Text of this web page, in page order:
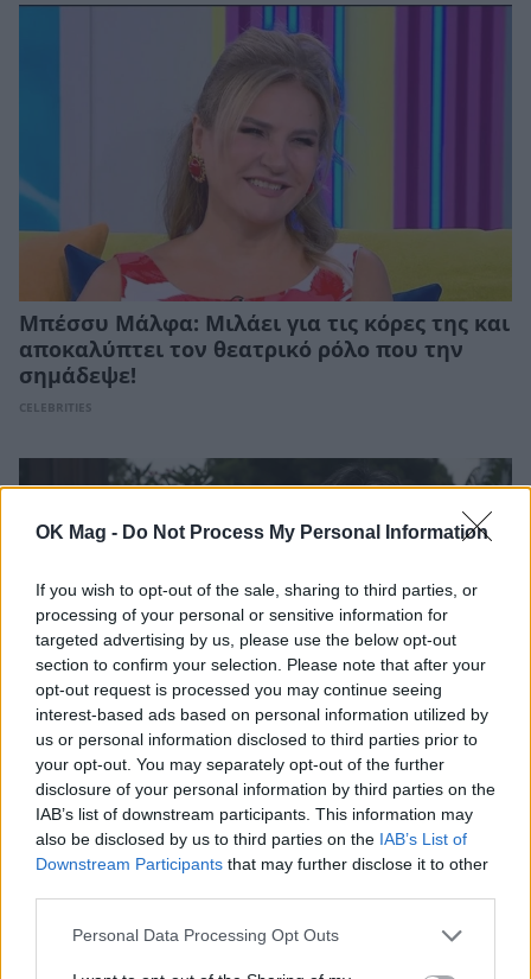
OK Mag - Do Not Process My Personal Information
If you wish to opt-out of the sale, sharing to third parties, or
processing of your personal or sensitive information for
targeted advertising by us, please use the below opt-out
section to confirm your selection. Please note that after your
opt-out request is processed you may continue seeing
interest-based ads based on personal information utilized by
us or personal information disclosed to third parties prior to
your opt-out. You may separately opt-out of the further
disclosure of your personal information by third parties on the
IAB’s list of downstream participants. This information may
also be disclosed by us to third parties on the IAB’s List of
Downstream Participants that may further disclose it to other
Personal Data Processing Opt Outs
Μπέσσυ Μάλφα: Μιλάει για τις κόρες της και
αποκαλύπτει τον θεατρικό ρόλο που την
σημάδεψε!
CELEBRITIES
Μπέσσυ Μάλφα: «Στο σπίτι η
καθημερινότητα είναι διαφορετική γιατί
είμαστε μόνοι μας με τον Γεράσιμο»
CELEBRITIES